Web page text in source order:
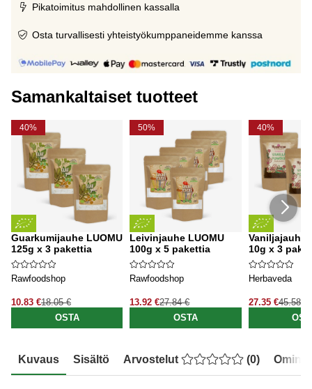
Pikatoimitus mahdollinen kassalla
Osta turvallisesti yhteistyökumppaneidemme kanssa
Samankaltaiset tuotteet
40%
Guarkumijauhe LUOMU
125g x 3 pakettia
Rawfoodshop
10.83 €18.05 €
OSTA
50%
Leivinjauhe LUOMU
100g x 5 pakettia
Rawfoodshop
13.92 €27.84 €
OSTA
40%
Vaniljajauhe
10g x 3
Herbaveda
27.35 €45.58 €
Kuvaus Sisältö Arvostelut (0)